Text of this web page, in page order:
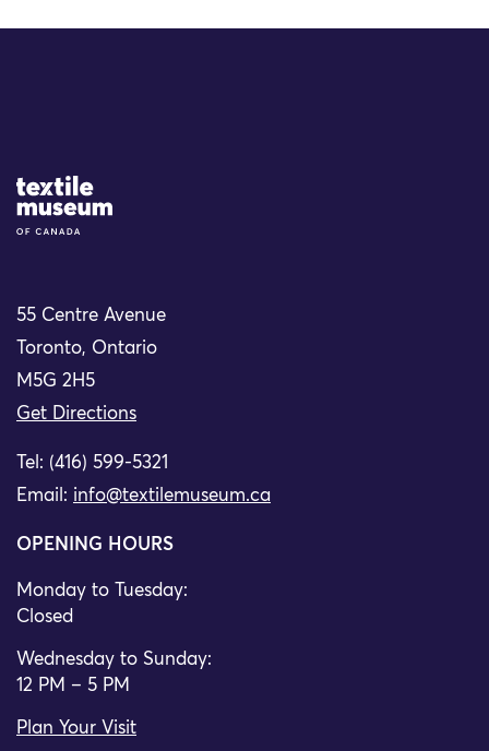
Site Logo
55 Centre Avenue
Toronto, Ontario
M5G 2H5
Get Directions
Tel: (416) 599-5321
Email: info@textilemuseum.ca
OPENING HOURS
Monday to Tuesday:
Closed
Wednesday to Sunday:
12 PM – 5 PM
Plan Your Visit